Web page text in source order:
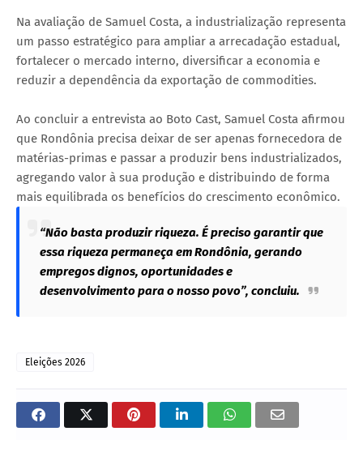
Na avaliação de Samuel Costa, a industrialização representa
um passo estratégico para ampliar a arrecadação estadual,
fortalecer o mercado interno, diversificar a economia e
reduzir a dependência da exportação de commodities.
Ao concluir a entrevista ao Boto Cast, Samuel Costa afirmou
que Rondônia precisa deixar de ser apenas fornecedora de
matérias-primas e passar a produzir bens industrializados,
agregando valor à sua produção e distribuindo de forma
mais equilibrada os benefícios do crescimento econômico.
“Não basta produzir riqueza. É preciso garantir que
essa riqueza permaneça em Rondônia, gerando
empregos dignos, oportunidades e
desenvolvimento para o nosso povo”, concluiu.
Eleições 2026